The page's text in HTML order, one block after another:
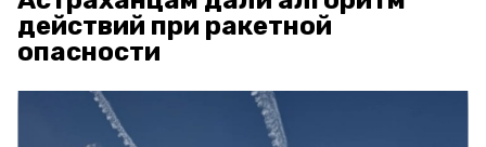
действий при ракетной
опасности